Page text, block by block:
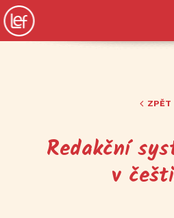
ZPĚT
Redakční
v